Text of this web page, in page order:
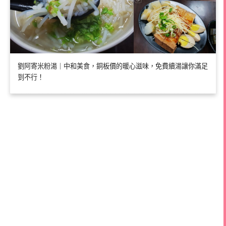
劉阿寄米粉湯｜中和美食，銅板價的暖心滋味，免費續湯讓你滿足
到不行！